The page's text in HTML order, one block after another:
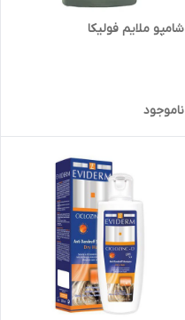
شامپو ملایم فولیکا
ناموجود